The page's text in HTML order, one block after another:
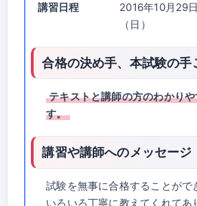
講習日程
2016年10月29
（日）
合格の決め手、本試験の手
テキストと講師の方のわかり
す。
講習や講師へのメッセージ
試験を無事に合格することがで
いろいろ丁寧に教えてくれてあ